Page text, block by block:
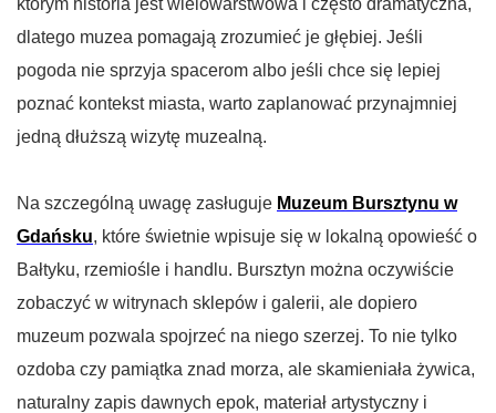
którym historia jest wielowarstwowa i często dramatyczna,
dlatego muzea pomagają zrozumieć je głębiej. Jeśli
pogoda nie sprzyja spacerom albo jeśli chce się lepiej
poznać kontekst miasta, warto zaplanować przynajmniej
jedną dłuższą wizytę muzealną.
Na szczególną uwagę zasługuje Muzeum Bursztynu w
Gdańsku, które świetnie wpisuje się w lokalną opowieść o
Bałtyku, rzemiośle i handlu. Bursztyn można oczywiście
zobaczyć w witrynach sklepów i galerii, ale dopiero
muzeum pozwala spojrzeć na niego szerzej. To nie tylko
ozdoba czy pamiątka znad morza, ale skamieniała żywica,
naturalny zapis dawnych epok, materiał artystyczny i